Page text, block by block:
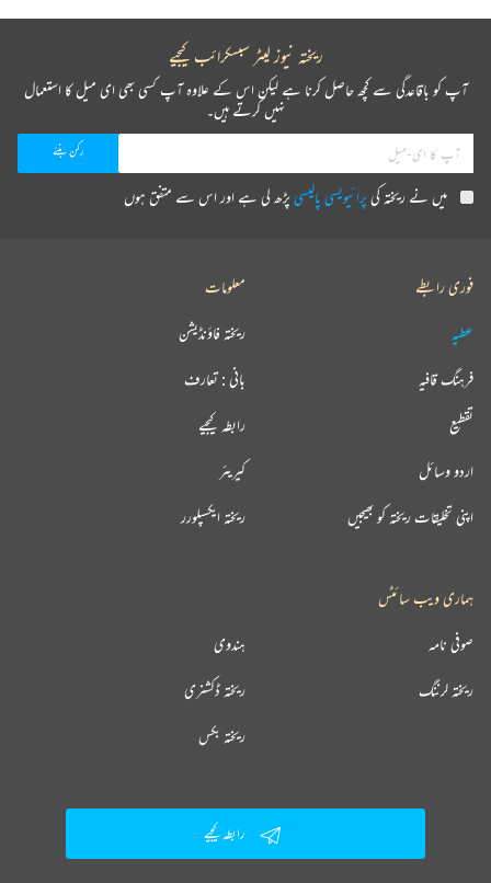
ریختہ نیوز لیٹر سبسکرائب کیجیے
آپ کو باقاعدگی سے کچھ حاصل کرنا ہے لیکن اس کے علاوہ آپ کسی بھی ای میل کا استعمال
نہیں کرتے ہیں۔
میں نے ریختہ کیپرائیویسی پالیسیپڑھ لی ہے اور اس سے متفق ہوں
فوری رابطے
عطیہ
فرہنگ قافیہ
تقطیع
اردو وسائل
اپنی تخلیقات ریختہ کو بھیجیں
معلومات
ریختہ فاؤنڈیشن
بانی : تعارف
رابطہ کیجیے
کیریئر
ریختہ ایکسپلورر
ہماری ویب سائٹس
ہندوی صوفی نامہ
ریختہ ڈکشنری ریختہ لرننگ
ریختہ بکس
رابطہ کیجیے